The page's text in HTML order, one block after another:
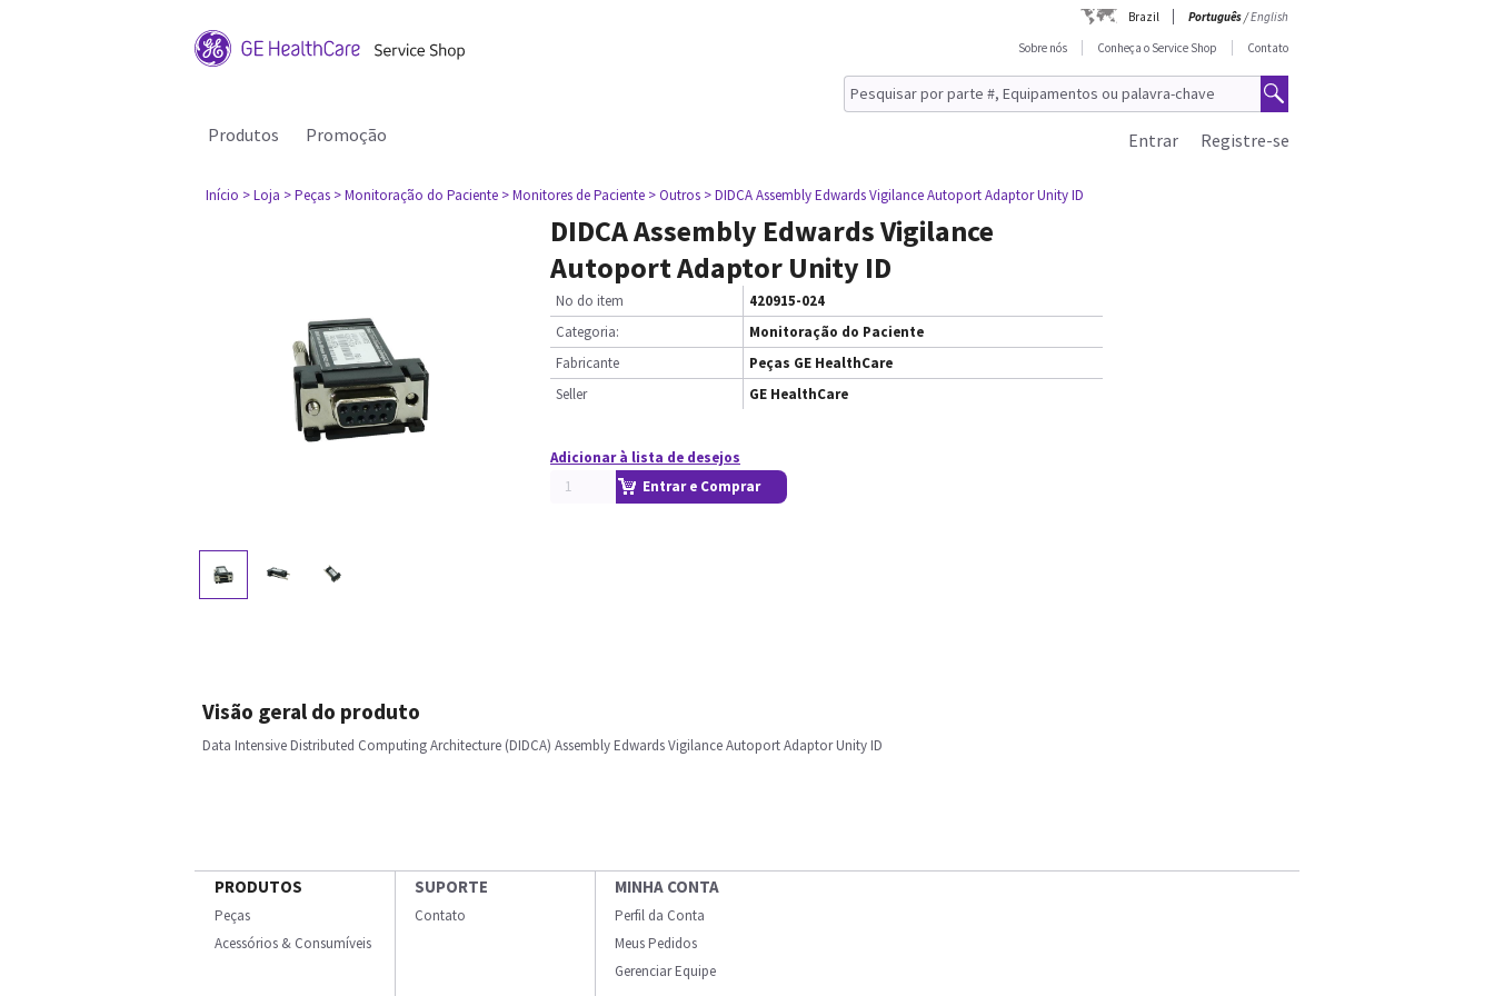
Brazil Português/English
Sobre nós
Conheça o Service Shop Contato
Produtos Promoção Registre-se
Entrar
Início > Loja > Peças > Monitoração do Paciente > Monitores de Paciente > Outros > DIDCA Assembly Edwards Vigilance Autoport Adaptor Unity ID
DIDCA Assembly Edwards Vigilance
Autoport Adaptor Unity ID
No do item
420915-024
Categoria:
Monitoração do Paciente
Fabricante
Peças GE HealthCare
Seller
GE HealthCare
Adicionar à lista de desejos
Entrar e Comprar
Visão geral do produto
Data Intensive Distributed Computing Architecture (DIDCA) Assembly Edwards Vigilance Autoport Adaptor Unity ID
PRODUTOS
Peças
Acessórios & Consumíveis
SUPORTE
Contato
MINHA CONTA
Perfil da Conta
Meus Pedidos
Gerenciar Equipe